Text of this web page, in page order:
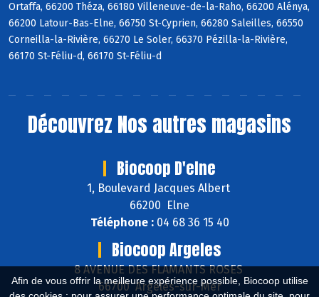
Afin de vous offrir la meilleure expérience possible, Biocoop utilise
Ortaffa, 66200 Théza, 66180 Villeneuve-de-la-Raho, 66200 Alénya,
66200 Latour-Bas-Elne, 66750 St-Cyprien, 66280 Saleilles, 66550
Corneilla-la-Rivière, 66270 Le Soler, 66370 Pézilla-la-Rivière,
66170 St-Féliu-d, 66170 St-Féliu-d
Découvrez Nos autres magasins
Biocoop D'elne
1, Boulevard Jacques Albert
66200 Elne
Téléphone :04 68 36 15 40
Biocoop Argeles
8 AVENUE DES FLAMANTS ROSES
66700 Argelès-sur-Mer